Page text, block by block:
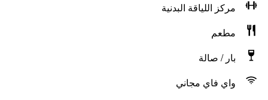
مركز اللياقة البدنية
مطعم
بار / صالة
واي فاي مجاني